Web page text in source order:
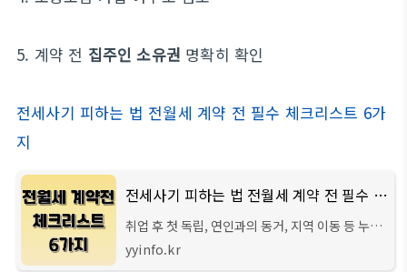
5. 계약 전 집주인 소유권 명확히 확인
전세사기 피하는 법 전월세 계약 전 필수 체크리스트 6가
지
전세사기 피하는 법 전월세 계약 전 필수 체크리스트 6가지
취업 후 첫 독립, 연인과의 동거, 지역 이동 등 누구
에게나 일어날 수 있는 자취의 시작은 기대감과 동
시에 불안감도 함께 따라오곤 합니다. 특히 요즘 뉴
yyinfo.kr